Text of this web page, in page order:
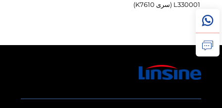
L330001 (سری K7610)